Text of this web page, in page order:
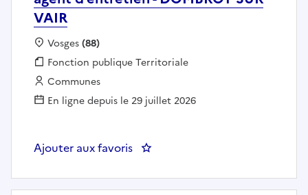
VAIR
Localisation :
Vosges(88)
Fonction publique :
Fonction publique Territoriale
Employeur :
Communes
En ligne depuis le 29 juillet 2026
Ajouter aux favoris : agent d'entretien - DOMBROT